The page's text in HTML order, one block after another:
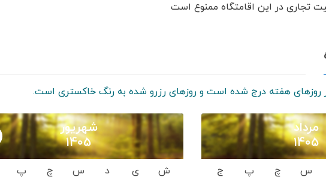
تجاری در این اقامتگاه ممنوع است
روزهای هفته درج شده است و روزهای رزرو شده به رنگ خاکستری است.
مرداد
1405
س چ پ
ج
شهریور
1405
ش ی د س چ پ